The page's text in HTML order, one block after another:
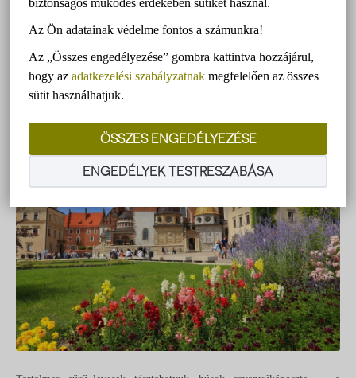
biztonságos működés érdekében sütiket használ.
Az Ön adatainak védelme fontos a számunkra!
Az „Összes engedélyezése” gombra kattintva hozzájárul,
hogy az adatkezelési szabályzatnak megfelelően az összes
sütit használhatjuk.
ÖSSZES ENGEDÉLYEZÉSE
ENGEDÉLYEK TESTRESZABÁSA
Szauer Judit 2016 szeptember 16.
gasztro pr Krakkó lengyel gasztronómia , Szauer Judit